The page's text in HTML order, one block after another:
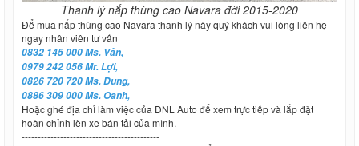
Thanh lý nắp thùng cao Navara đời 2015-2020
Để mua nắp thùng cao Navara thanh lý này quý khách vui lòng liên hệ
ngay nhân viên tư vấn
0832 145 000 Ms. Vân,
0979 242 056 Mr. Lợi,
0826 720 720 Ms. Dung,
0886 309 000 Ms. Oanh,
Hoặc ghé địa chỉ làm việc của DNL Auto để xem trực tiếp và lắp đặt
hoàn chỉnh lên xe bán tải của mình.
-------------------------------------------